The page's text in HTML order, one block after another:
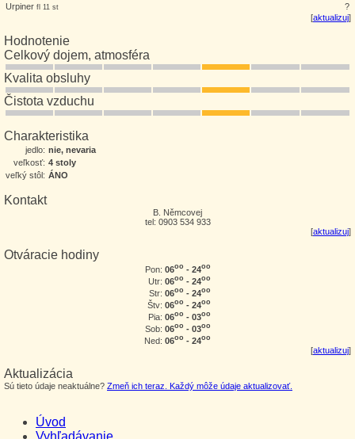
Urpiner fl 11 st
?
[aktualizuj]
Hodnotenie
Celkový dojem, atmosféra
Kvalita obsluhy
Čistota vzduchu
Charakteristika
jedlo: nie, nevaria
veľkosť: 4 stoly
veľký stôl: ÁNO
Kontakt
B. Němcovej
tel: 0903 534 933
[aktualizuj]
Otváracie hodiny
Pon: 06oo - 24oo
Utr: 06oo - 24oo
Str: 06oo - 24oo
Štv: 06oo - 24oo
Pia: 06oo - 03oo
Sob: 06oo - 03oo
Ned: 06oo - 24oo
[aktualizuj]
Aktualizácia
Sú tieto údaje neaktuálne? Zmeň ich teraz. Každý môže údaje aktualizovať.
Úvod
Vyhľadávanie